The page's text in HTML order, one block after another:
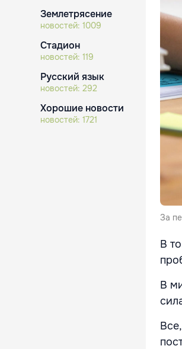
Землетрясение
новостей: 1009
Стадион
новостей: 119
Русский язык
новостей: 292
Хорошие новости
новостей: 1721
За
В
В